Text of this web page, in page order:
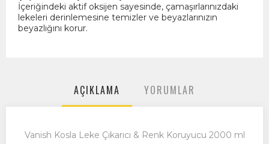
İçeriğindeki aktif oksijen sayesinde, çamaşırlarınızdaki
lekeleri derinlemesine temizler ve beyazlarınızın
beyazlığını korur.
AÇIKLAMA YORUMLAR
Vanish Kosla Leke Çıkarıcı & Renk Koruyucu 2000 ml